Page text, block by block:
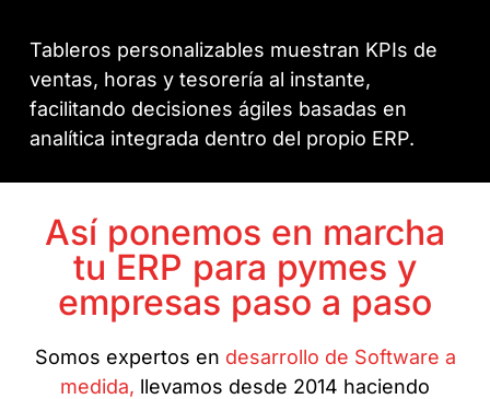
Tableros personalizables muestran KPIs de
ventas, horas y tesorería al instante,
facilitando decisiones ágiles basadas en
analítica integrada dentro del propio ERP.
Así ponemos en marcha
tu ERP para pymes y
empresas paso a paso
Somos expertos en desarrollo de Software a
medida, llevamos desde 2014 haciendo